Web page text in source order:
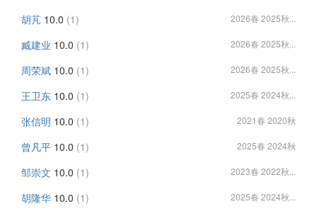
胡芃 10.0 (1) 2026春 2025秋...
臧建业 10.0 (1) 2026春 2025秋...
周荣斌 10.0 (1) 2026春 2025秋...
王卫东 10.0 (1) 2025春 2024秋...
张信明 10.0 (1) 2021春 2020秋
曾凡平 10.0 (1) 2025春 2024秋
邹崇文 10.0 (1) 2023春 2022秋...
胡隆华 10.0 (1) 2025春 2024秋...